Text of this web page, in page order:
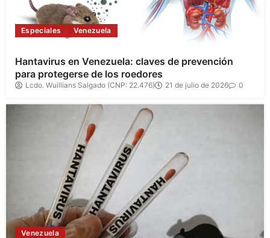
Especiales Venezuela
Hantavirus en Venezuela: claves de prevención
para protegerse de los roedores
Lcdo. Wuillians Salgado (CNP: 22.476) 21 de julio de 2026 0
Venezuela